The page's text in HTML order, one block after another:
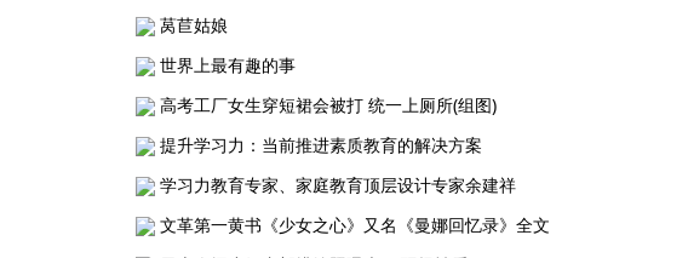
莴苣姑娘
世界上最有趣的事
高考工厂女生穿短裙会被打 统一上厕所(组图)
提升学习力：当前推进素质教育的解决方案
学习力教育专家、家庭教育顶层设计专家余建祥
文革第一黄书《少女之心》又名《曼娜回忆录》全文